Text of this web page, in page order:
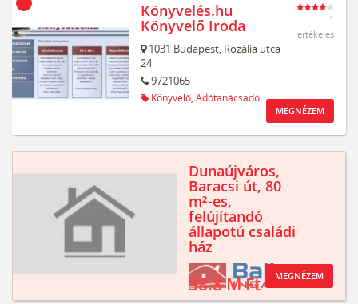
Könyvelés.hu
Könyvelő Iroda
1031 Budapest, Rozália utca
24
9721065
Könyvelő, Adótanácsadó
1
értékelés
MEGNÉZEM
Dunaújváros,
Baracsi út, 80
m²-es,
felújítandó
állapotú családi
ház
38.8 M Ft MEGNÉZEM